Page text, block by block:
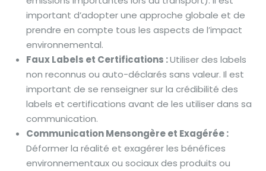
important d’adopter une approche globale et de
prendre en compte tous les aspects de l’impact
environnemental.
Faux Labels et Certifications :Utiliser des labels
non reconnus ou auto-déclarés sans valeur. Il est
important de se renseigner sur la crédibilité des
labels et certifications avant de les utiliser dans sa
communication.
Communication Mensongère et Exagérée :
Déformer la réalité et exagérer les bénéfices
environnementaux ou sociaux des produits ou